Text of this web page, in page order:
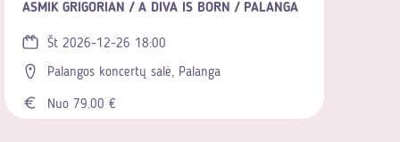
ASMIK GRIGORIAN / A DIVA IS BORN / PALANGA
Št 2026-12-26 18:00
Palangos koncertų salė, Palanga
Nuo 79.00 €